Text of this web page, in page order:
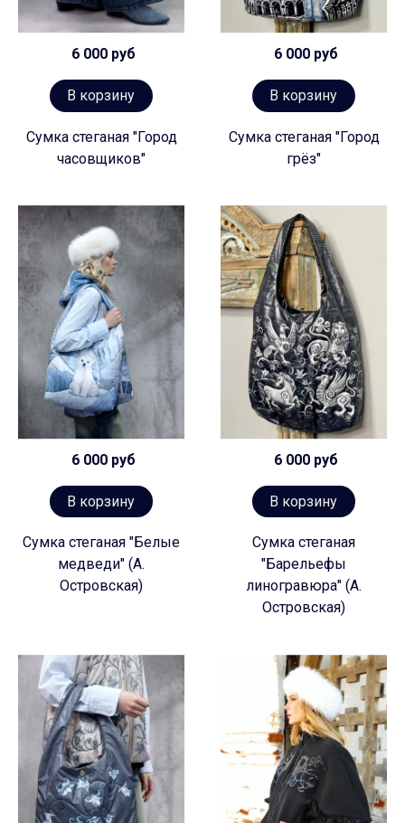
6 000 руб
В корзину
Сумка стеганая "Город
часовщиков"
6 000 руб
В корзину
Сумка стеганая "Город
грёз"
6 000 руб
В корзину
Сумка стеганая "Белые
медведи" (А.
Островская)
6 000 руб
В корзину
Сумка стеганая
"Барельефы
линогравюра" (А.
Островская)